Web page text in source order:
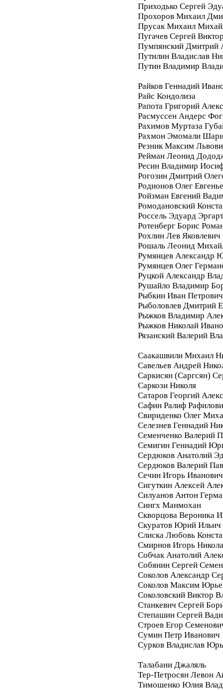
Приходько Сергей
Прохоров Михаил
Прусак Михаил
Пугачев Сергей
Пумпянский Дмитрий
Путилин Владислав
Путин Владимир
Райков Геннадий
Райс Кондолиза
Рапота Григорий
Расмуссен Андерс Фог
Рахимов Муртаза
Рахмон Эмомали
Резник Максим
Рейман Леонид
Ресин Владимир
Рогозин Дмитрий
Родионов Олег
Ройзман Евгений
Ромодановский
Россель Эдуард
Ротенберг Борис
Рохлин Лев Яковлевич
Рошаль Леонид
Румянцев Александр
Румянцев Олег
Руцкой Александр
Рушайло Владимир
Рыбкин Иван Петрович
Рыболовлев Дмитрий
Рыжков Владимир
Рыжков Николай
Рязанский Валерий
Саакашвили Михаил
Савельев Андрей
Саркисян (Саргсян)
Саркози Николя
Сатаров Георгий
Сафин Ралиф
Свириденко Олег
Селезнев Геннадий
Семенченко Валерий
Семигин Геннадий
Сердюков Анатолий
Сердюков Валерий
Сечин Игорь Иванович
Сигуткин Алексей
Силуанов Антон
Сингх Манмохан
Скворцова Вероника
Скуратов Юрий Ильич
Слиска Любовь
Смирнов Игорь
Собчак Анатолий
Собянин Сергей
Соколов Александр
Соколов Максим
Соколовский Виктор
Станкевич Сергей
Степашин Сергей
Строев Егор
Сумин Петр Иванович
Сурков Владислав
Талабани Джаляль
Тер-Петросян Левон
Тимошенко Юлия